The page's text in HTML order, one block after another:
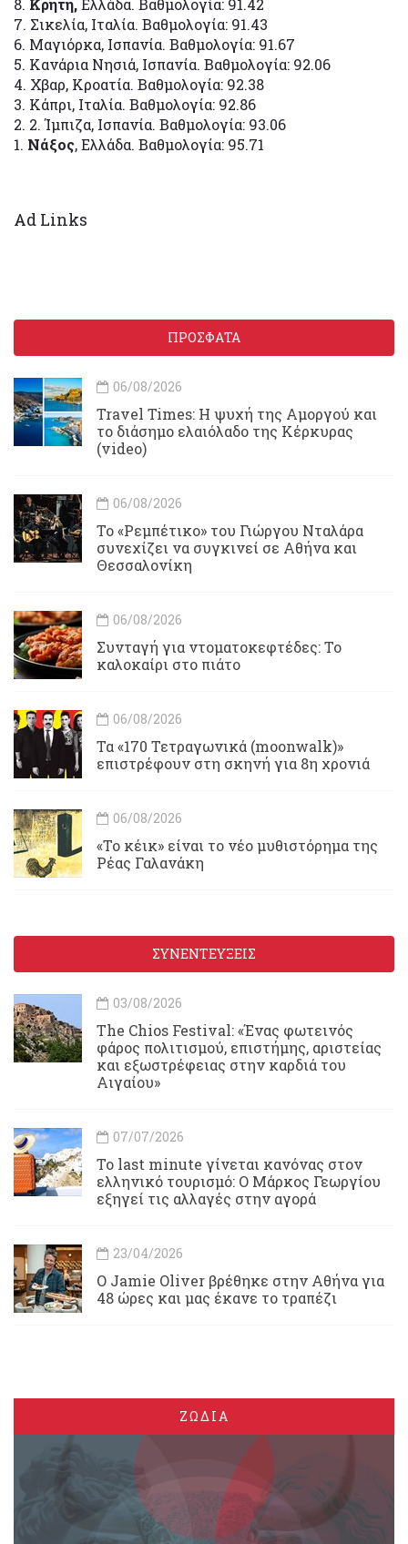
8. Κρήτη, Ελλάδα. Βαθμολογία: 91.42
7. Σικελία, Ιταλία. Βαθμολογία: 91.43
6. Μαγιόρκα, Ισπανία. Βαθμολογία: 91.67
5. Κανάρια Νησιά, Ισπανία. Βαθμολογία: 92.06
4. Χβαρ, Κροατία. Βαθμολογία: 92.38
3. Κάπρι, Ιταλία. Βαθμολογία: 92.86
2. 2. Ίμπιζα, Ισπανία. Βαθμολογία: 93.06
1. Νάξος, Ελλάδα. Βαθμολογία: 95.71
Ad Links
ΠΡΟΣΦΑΤΑ
06/08/2026
Travel Times: H ψυχή της Αμοργού και
το διάσημο ελαιόλαδο της Κέρκυρας
(video)
06/08/2026
Το «Ρεμπέτικο» του Γιώργου Νταλάρα
συνεχίζει να συγκινεί σε Αθήνα και
Θεσσαλονίκη
06/08/2026
Συνταγή για ντοματοκεφτέδες: Το
καλοκαίρι στο πιάτο
06/08/2026
Τα «170 Τετραγωνικά (moonwalk)»
επιστρέφουν στη σκηνή για 8η χρονιά
06/08/2026
«Το κέικ» είναι το νέο μυθιστόρημα της
Ρέας Γαλανάκη
ΣΥΝΕΝΤΕΥΞΕΙΣ
03/08/2026
Τhe Chios Festival: «Ένας φωτεινός
φάρος πολιτισμού, επιστήμης, αριστείας
και εξωστρέφειας στην καρδιά του
Αιγαίου»
07/07/2026
Το last minute γίνεται κανόνας στον
ελληνικό τουρισμό: Ο Μάρκος Γεωργίου
εξηγεί τις αλλαγές στην αγορά
23/04/2026
Ο Jamie Oliver βρέθηκε στην Αθήνα για
48 ώρες και μας έκανε το τραπέζι
ΖΩΔΙΑ